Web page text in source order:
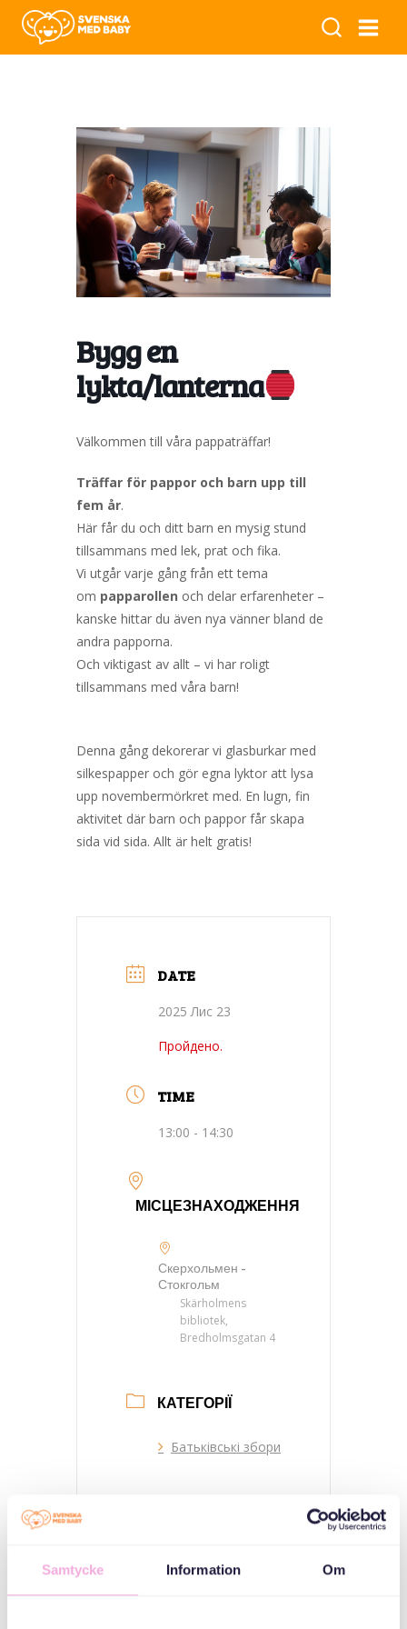
Samtycke Information Om
Bygg en
lykta/lanterna
Välkommen till våra pappaträffar!
Träffar för pappor och barn upp till
fem år.
Här får du och ditt barn en mysig stund
tillsammans med lek, prat och fika.
Vi utgår varje gång från ett tema
om papparollen och delar erfarenheter –
kanske hittar du även nya vänner bland de
andra papporna.
Och viktigast av allt – vi har roligt
tillsammans med våra barn!
Denna gång dekorerar vi glasburkar med
silkespapper och gör egna lyktor att lysa
upp novembermörkret med. En lugn, fin
aktivitet där barn och pappor får skapa
sida vid sida. Allt är helt gratis!
DATE
2025 Лис 23
Пройдено.
TIME
13:00 - 14:30
МІСЦЕЗНАХОДЖЕННЯ
Скерхольмен -
Стокгольм
Skärholmens
bibliotek,
Bredholmsgatan 4
КАТЕГОРІЇ
Батьківські збори